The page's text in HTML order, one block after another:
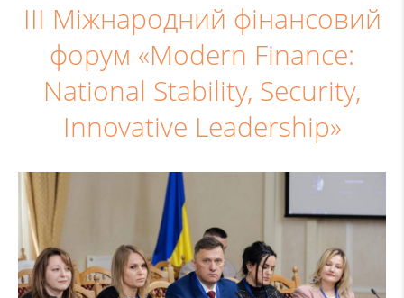
ІІІ Міжнародний фінансовий
форум «Modern Finance:
National Stability, Security,
Innovative Leadership»